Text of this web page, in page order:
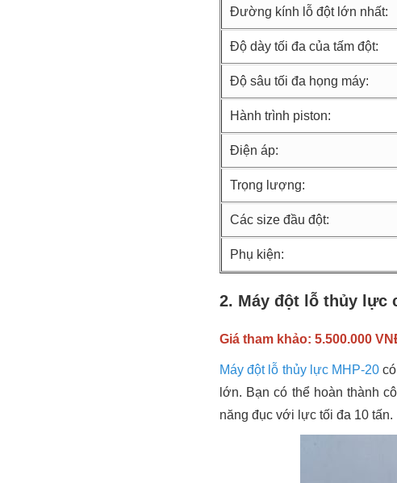
Đường kính lỗ đột lớn nhất:
Độ dày tối đa của tấm đột:
Độ sâu tối đa họng máy:
Hành trình piston:
Điện áp:
Trọng lượng:
Các size đầu đột:
Phụ kiện:
2. Máy đột lỗ thủy lực
Giá tham khảo: 5.500.000
Máy đột lỗ thủy lực MHP-20
lớn. Bạn có thể hoàn thành
năng đục với lực tối đa 10 tấn.